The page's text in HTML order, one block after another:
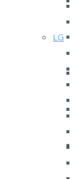
LG